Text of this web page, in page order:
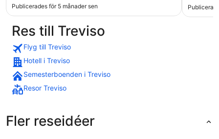
Publicerades för 5 månader sen
Res till Treviso
Flyg till Treviso
Hotell i Treviso
Semesterboenden i Treviso
Resor Treviso
Fler reseidéer